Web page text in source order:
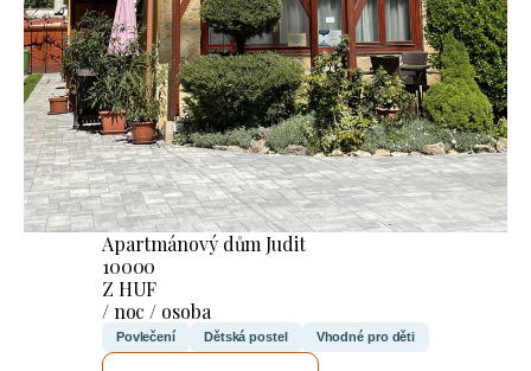
Apartmánový dům Judit
10000
Z HUF
/ noc / osoba
Povlečení Dětská postel Vhodné pro děti